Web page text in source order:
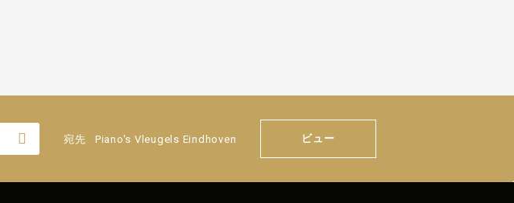
宛先 Piano's Vleugels Eindhoven ビュー